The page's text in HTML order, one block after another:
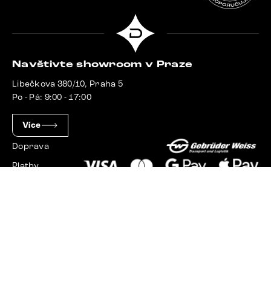
Navštivte showroom v Praze
Libečkova 380/10, Praha 5
Po - Pá: 9:00 - 17:00
Více
Doprava
Platby